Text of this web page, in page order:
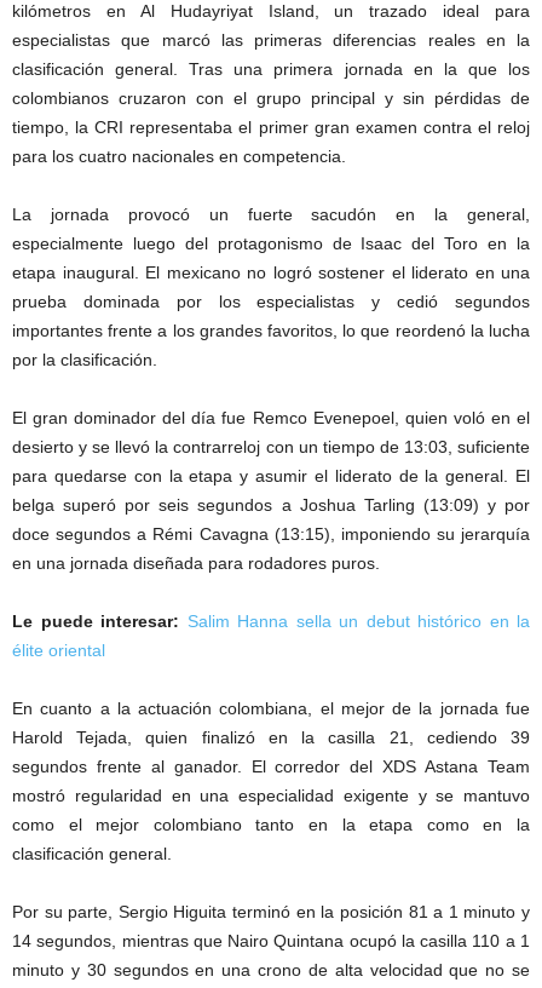
kilómetros en Al Hudayriyat Island, un trazado ideal para
especialistas que marcó las primeras diferencias reales en la
clasificación general. Tras una primera jornada en la que los
colombianos cruzaron con el grupo principal y sin pérdidas de
tiempo, la CRI representaba el primer gran examen contra el reloj
para los cuatro nacionales en competencia.
La jornada provocó un fuerte sacudón en la general,
especialmente luego del protagonismo de Isaac del Toro en la
etapa inaugural. El mexicano no logró sostener el liderato en una
prueba dominada por los especialistas y cedió segundos
importantes frente a los grandes favoritos, lo que reordenó la lucha
por la clasificación.
El gran dominador del día fue Remco Evenepoel, quien voló en el
desierto y se llevó la contrarreloj con un tiempo de 13:03, suficiente
para quedarse con la etapa y asumir el liderato de la general. El
belga superó por seis segundos a Joshua Tarling (13:09) y por
doce segundos a Rémi Cavagna (13:15), imponiendo su jerarquía
en una jornada diseñada para rodadores puros.
Le puede interesar: Salim Hanna sella un debut histórico en la
élite oriental
En cuanto a la actuación colombiana, el mejor de la jornada fue
Harold Tejada, quien finalizó en la casilla 21, cediendo 39
segundos frente al ganador. El corredor del XDS Astana Team
mostró regularidad en una especialidad exigente y se mantuvo
como el mejor colombiano tanto en la etapa como en la
clasificación general.
Por su parte, Sergio Higuita terminó en la posición 81 a 1 minuto y
14 segundos, mientras que Nairo Quintana ocupó la casilla 110 a 1
minuto y 30 segundos en una crono de alta velocidad que no se